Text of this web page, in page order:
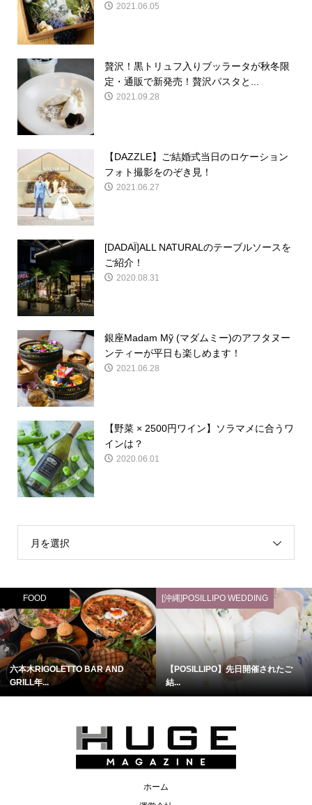
2021.06.05
贅沢！黒トリュフ入りブッラータが秋冬限
定・通販で新発売！贅沢パスタと...
2021.09.28
【DAZZLE】ご結婚式当日のロケーション
フォト撮影をのぞき見！
2021.06.27
[DADAÏ]ALL NATURALのテーブルソースを
ご紹介！
2020.08.31
銀座Madam Mỹ (マダムミー)のアフタヌー
ンティーが平日も楽しめます！
2021.06.28
【野菜 × 2500円ワイン】ソラマメに合うワ
インは？
2020.06.01
月を選択
FOOD
六本木RIGOLETTO BAR AND
GRILL年...
[沖縄]POSILLIPO WEDDING
【POSILLIPO】先日開催されたご
結...
ホーム